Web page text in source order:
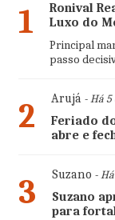
1
Ronival
Luxo do
Principal
passo
2 Arujá- Há 5
Feriado
abre e
3 Suzano -
Suzano
para